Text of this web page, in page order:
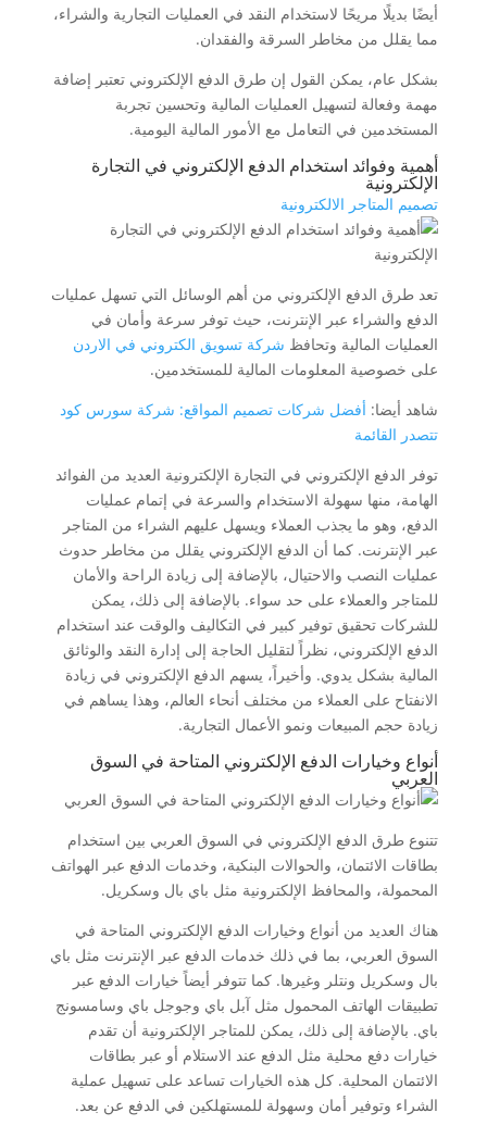
أيضًا بديلًا مريحًا لاستخدام النقد في العمليات التجارية والشراء،
مما يقلل من مخاطر السرقة والفقدان.
بشكل عام، يمكن القول إن طرق الدفع الإلكتروني تعتبر إضافة
مهمة وفعالة لتسهيل العمليات المالية وتحسين تجربة
المستخدمين في التعامل مع الأمور المالية اليومية.
أهمية وفوائد استخدام الدفع الإلكتروني في التجارة
الإلكترونية
تصميم المتاجر الالكترونية
تعد طرق الدفع الإلكتروني من أهم الوسائل التي تسهل عمليات
الدفع والشراء عبر الإنترنت، حيث توفر سرعة وأمان في
العمليات المالية وتحافظ شركة تسويق الكتروني في الاردن
على خصوصية المعلومات المالية للمستخدمين.
شاهد أيضا: أفضل شركات تصميم المواقع: شركة سورس كود
تتصدر القائمة
توفر الدفع الإلكتروني في التجارة الإلكترونية العديد من الفوائد
الهامة، منها سهولة الاستخدام والسرعة في إتمام عمليات
الدفع، وهو ما يجذب العملاء ويسهل عليهم الشراء من المتاجر
عبر الإنترنت. كما أن الدفع الإلكتروني يقلل من مخاطر حدوث
عمليات النصب والاحتيال، بالإضافة إلى زيادة الراحة والأمان
للمتاجر والعملاء على حد سواء. بالإضافة إلى ذلك، يمكن
للشركات تحقيق توفير كبير في التكاليف والوقت عند استخدام
الدفع الإلكتروني، نظراً لتقليل الحاجة إلى إدارة النقد والوثائق
المالية بشكل يدوي. وأخيراً، يسهم الدفع الإلكتروني في زيادة
الانفتاح على العملاء من مختلف أنحاء العالم، وهذا يساهم في
زيادة حجم المبيعات ونمو الأعمال التجارية.
أنواع وخيارات الدفع الإلكتروني المتاحة في السوق
العربي
تتنوع طرق الدفع الإلكتروني في السوق العربي بين استخدام
بطاقات الائتمان، والحوالات البنكية، وخدمات الدفع عبر الهواتف
المحمولة، والمحافظ الإلكترونية مثل باي بال وسكريل.
هناك العديد من أنواع وخيارات الدفع الإلكتروني المتاحة في
السوق العربي، بما في ذلك خدمات الدفع عبر الإنترنت مثل باي
بال وسكريل ونتلر وغيرها. كما تتوفر أيضاً خيارات الدفع عبر
تطبيقات الهاتف المحمول مثل آبل باي وجوجل باي وسامسونج
باي. بالإضافة إلى ذلك، يمكن للمتاجر الإلكترونية أن تقدم
خيارات دفع محلية مثل الدفع عند الاستلام أو عبر بطاقات
الائتمان المحلية. كل هذه الخيارات تساعد على تسهيل عملية
الشراء وتوفير أمان وسهولة للمستهلكين في الدفع عن بعد.